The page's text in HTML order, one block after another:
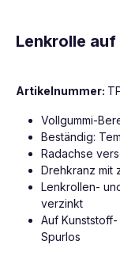
Lenkrolle
Artikelnummer:
Vollgummi-
Beständig:
Radachse
Drehkranz mit
Lenkrollen-
verzinkt
Auf
Spurlos